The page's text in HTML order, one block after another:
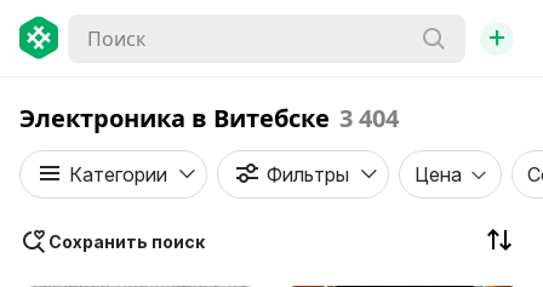
+
Электроника в Витебске 3 404
Категории Фильтры Цена
Сохранить поиск